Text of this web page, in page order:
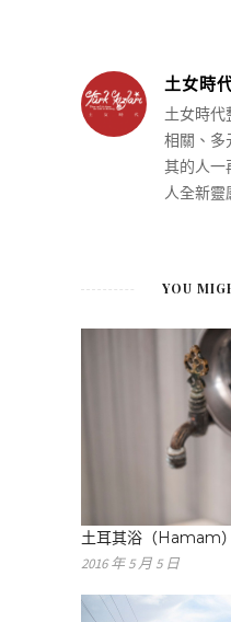
土女時
土女時代
相關、多
其的人一
人全新靈
YOU
土耳其浴（Hamam
2016 年 5 月 5 日